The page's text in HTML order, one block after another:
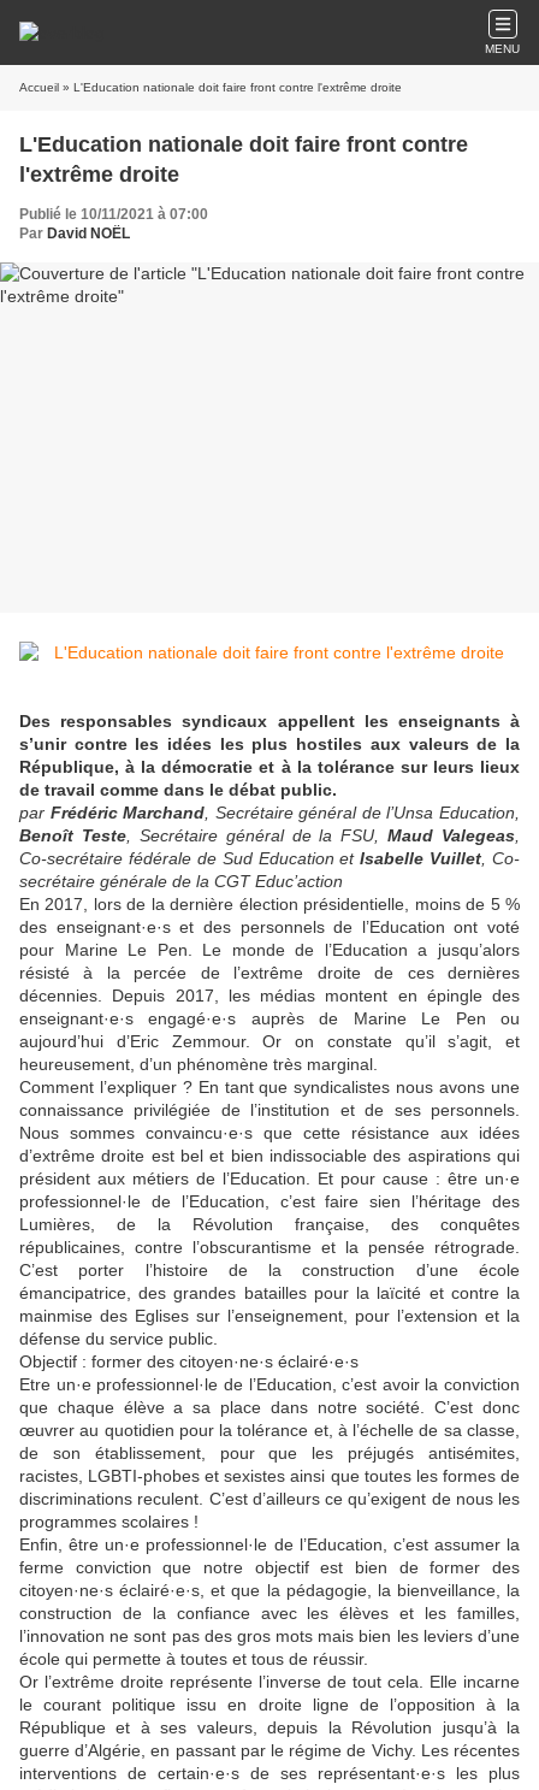
MENU
Accueil » L'Education nationale doit faire front contre l'extrême droite
L'Education nationale doit faire front contre
l'extrême droite
Publié le 10/11/2021 à 07:00
Par David NOËL
Des responsables syndicaux appellent les enseignants à
s’unir contre les idées les plus hostiles aux valeurs de la
République, à la démocratie et à la tolérance sur leurs lieux
de travail comme dans le débat public.
par Frédéric Marchand , Secrétaire général de l’Unsa Education,
Benoît Teste, Secrétaire général de la FSU,Maud Valegeas
Co-secrétaire fédérale de Sud Education etIsabelle Vuillet , Co-
secrétaire générale de la CGT Educ’action
En 2017, lors de la dernière élection présidentielle, moins de 5 %
des enseignant·e·s et des personnels de l’Education ont voté
pour Marine Le Pen. Le monde de l’Education a jusqu’alors
résisté à la percée de l’extrême droite de ces dernières
décennies. Depuis 2017, les médias montent en épingle des
enseignant·e·s engagé·e·s auprès de Marine Le Pen ou
aujourd’hui d’Eric Zemmour. Or on constate qu’il s’agit, et
heureusement, d’un phénomène très marginal.
Comment l’expliquer ? En tant que syndicalistes nous avons une
connaissance privilégiée de l’institution et de ses personnels.
Nous sommes convaincu·e·s que cette résistance aux idées
d’extrême droite est bel et bien indissociable des aspirations qui
président aux métiers de l’Education. Et pour cause : être un·e
professionnel·le de l’Education, c’est faire sien l’héritage des
Lumières, de la Révolution française, des conquêtes
républicaines, contre l’obscurantisme et la pensée rétrograde.
C’est porter l’histoire de la construction d’une école
émancipatrice, des grandes batailles pour la laïcité et contre la
mainmise des Eglises sur l’enseignement, pour l’extension et la
défense du service public.
Objectif : former des citoyen·ne·s éclairé·e·s
Etre un·e professionnel·le de l’Education, c’est avoir la conviction
que chaque élève a sa place dans notre société. C’est donc
œuvrer au quotidien pour la tolérance et, à l’échelle de sa classe,
de son établissement, pour que les préjugés antisémites,
racistes, LGBTI-phobes et sexistes ainsi que toutes les formes de
discriminations reculent. C’est d’ailleurs ce qu’exigent de nous les
programmes scolaires !
Enfin, être un·e professionnel·le de l’Education, c’est assumer la
ferme conviction que notre objectif est bien de former des
citoyen·ne·s éclairé·e·s, et que la pédagogie, la bienveillance, la
construction de la confiance avec les élèves et les familles,
l’innovation ne sont pas des gros mots mais bien les leviers d’une
école qui permette à toutes et tous de réussir.
Or l’extrême droite représente l’inverse de tout cela. Elle incarne
le courant politique issu en droite ligne de l’opposition à la
République et à ses valeurs, depuis la Révolution jusqu’à la
guerre d’Algérie, en passant par le régime de Vichy. Les récentes
interventions de certain·e·s de ses représentant·e·s les plus